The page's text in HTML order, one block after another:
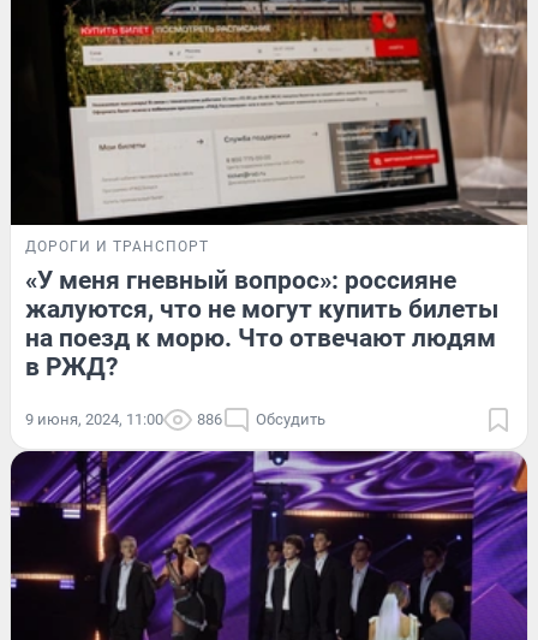
ДОРОГИ И ТРАНСПОРТ
«У меня гневный вопрос»: россияне
жалуются, что не могут купить билеты
на поезд к морю. Что отвечают людям
в РЖД?
9 июня, 2024, 11:00 886 Обсудить